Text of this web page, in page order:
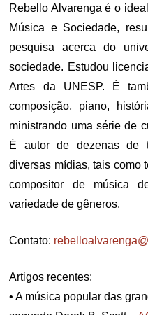
Rebello Alvarenga é o
Música e Sociedade,
pesquisa acerca do
sociedade. Estudou
Artes da UNESP. É
composição, piano,
ministrando uma série de
É autor de dezenas de
diversas mídias, tais como
compositor de música
variedade de gêneros.
Contato:
Artigos recentes:
• A música popular das